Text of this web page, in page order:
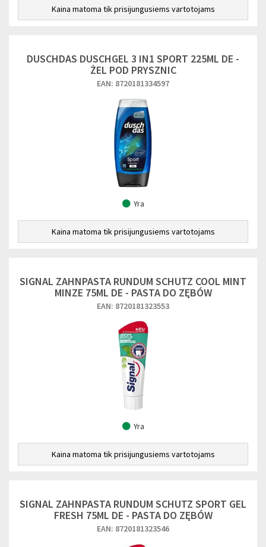
Kaina matoma tik prisijungusiems vartotojams
DUSCHDAS DUSCHGEL 3 IN1 SPORT 225ML DE -
ŻEL POD PRYSZNIC
EAN: 8720181334597
Yra
Kaina matoma tik prisijungusiems vartotojams
SIGNAL ZAHNPASTA RUNDUM SCHUTZ COOL MINT
MINZE 75ML DE - PASTA DO ZĘBÓW
EAN: 8720181323553
Yra
Kaina matoma tik prisijungusiems vartotojams
SIGNAL ZAHNPASTA RUNDUM SCHUTZ SPORT GEL
FRESH 75ML DE - PASTA DO ZĘBÓW
EAN: 8720181323546